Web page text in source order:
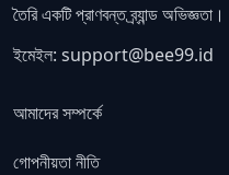
তৈরি একটি প্রাণবন্ত ব্র্যান্ড অভিজ্ঞতা।
ইমেইল: support@bee99.id
আমাদের সম্পর্কে
গোপনীয়তা নীতি